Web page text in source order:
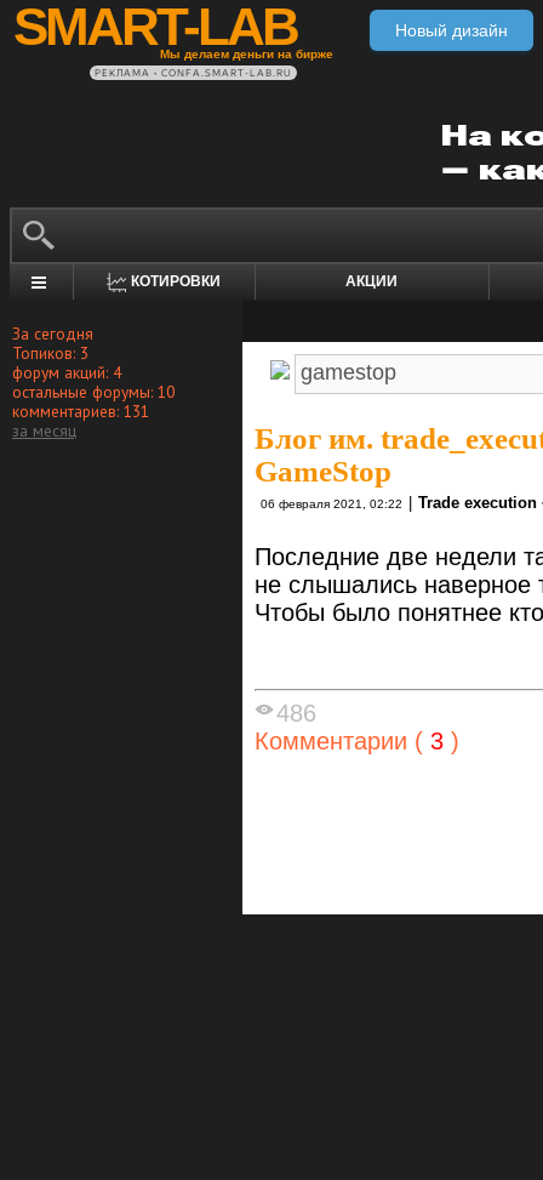
SMART-LAB
Мы делаем деньги на бирже
Новый дизайн
РЕКЛАМА • CONFA.SMART-LAB.RU
КОТИРОВКИ АКЦИИ
За сегодня
Топиков: 3
форум акций: 4
остальные форумы: 10
комментариев: 131
за месяц
Блог им.
GameStop
06 февраля 2021, 02:22 Trade
Последние две недели
не слышались наверное
Чтобы было понятнее
486
Комментарии ( 3 )